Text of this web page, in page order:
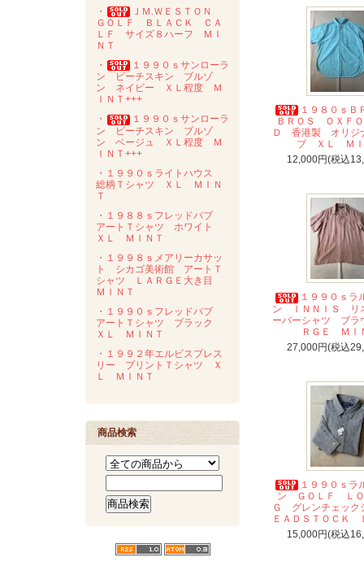
・
ＪＭ.ＷＥＳＴＯＮ
ＧＯＬＦ ＢＬＡＣＫ ＣＡ
ＬＦ サイズ８ハーフ ＭＩ
ＮＴ
・
１９９０ｓサンローラ
ン ピーチスキン ブルゾ
ン ネイビー ＸＬ程度 Ｍ
ＩＮＴ+++
・
１９９０ｓサンローラ
ン ピーチスキン ブルゾ
ン ベージュ ＸＬ程度 Ｍ
ＩＮＴ+++
・１９９０ｓライトハウス
総柄Ｔシャツ ＸＬ ＭＩＮ
Ｔ
・１９８８ｓフレッドバブ
アートＴシャツ ホワイト
ＸＬ ＭＩＮＴ
・１９９８ｓメアリーカサッ
ト シカゴ美術館 アートＴ
シャツ ＬＡＲＧＥ大き目
ＭＩＮＴ
・１９９０ｓフレッドバブ
アートＴシャツ ブラック
ＸＬ ＭＩＮＴ
・１９９２年エルビスプレス
リー プリントＴシャツ Ｘ
Ｌ ＭＩＮＴ
商品検索
１９８０ｓＢ
ＢＲＯＳ ＯＸＦ
Ｄ 香港製 オリジ
ブ ＸＬ ＭＩ
12,000円(税込
１９９０ｓラ
ン ＩＮＮＩＳ リ
ーバーシャツ ブ
ＲＧＥ ＭＩ
27,000円(税込
１９９０ｓラ
ン ＧＯＬＦ ＬＯ
Ｇ グレンチェッ
ＥＡＤＳＴＯＣＫ
15,000円(税込